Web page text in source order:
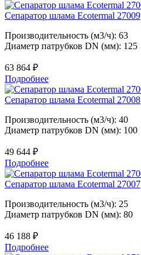
Сепаратор шлама Ecotermal 27009
Производительность (м3/ч): 63
Диаметр патрубков DN (мм): 125
63 864 ₽
Подробнее
Сепаратор шлама Ecotermal 27008
Производительность (м3/ч): 40
Диаметр патрубков DN (мм): 100
49 644 ₽
Подробнее
Сепаратор шлама Ecotermal 27007
Производительность (м3/ч): 25
Диаметр патрубков DN (мм): 80
46 188 ₽
Подробнее